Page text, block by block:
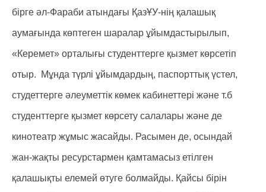
бірге әл-Фараби атындағы ҚазҰУ-нің қалашық
аумағында көптеген шаралар ұйымдастырылып,
«Керемет» орталығы студенттерге қызмет көрсетіп
отыр. Мұнда түрлі ұйымдардың, паспорттық үстел,
студеттерге әлеуметтік көмек кабинеттері және т.б
студенттерге қызмет көрсету салалары және де
кинотеатр жұмыс жасайды. Расымен де, осындай
жан-жақты ресурстармен қамтамасыз етілген
қалашықты елемей өтуге болмайды. Қайсы бірін